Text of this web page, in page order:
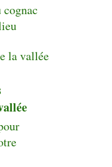
la vallée